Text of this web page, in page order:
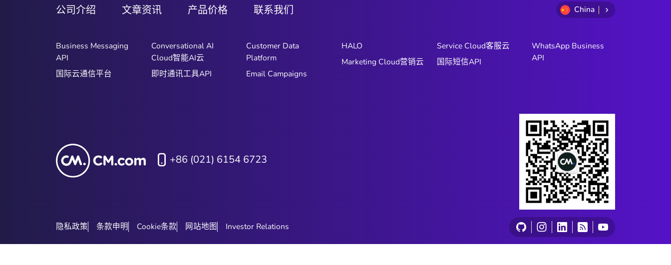
公司介绍 文章资讯 产品价格 联系我们 China
Business Messaging
API
国际云通信平台
Conversational AI
Cloud智能AI云
即时通讯工具API
Customer Data
Platform
Email Campaigns
HALO
Marketing Cloud营销云
Service Cloud客服云
国际短信API
WhatsApp Business
API
+86 (021) 6154 6723
隐私政策 条款申明 Cookie条款 网站地图 Investor Relations